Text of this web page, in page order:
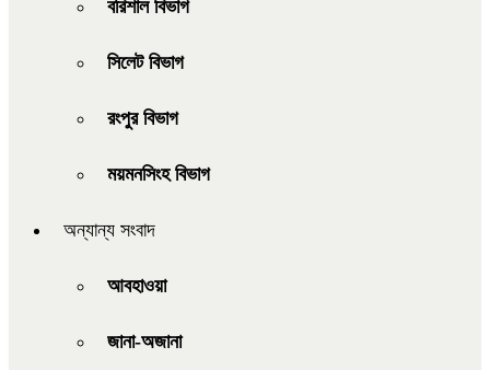
বরিশাল বিভাগ
সিলেট বিভাগ
রংপুর বিভাগ
ময়মনসিংহ বিভাগ
অন্যান্য সংবাদ
আবহাওয়া
জানা-অজানা